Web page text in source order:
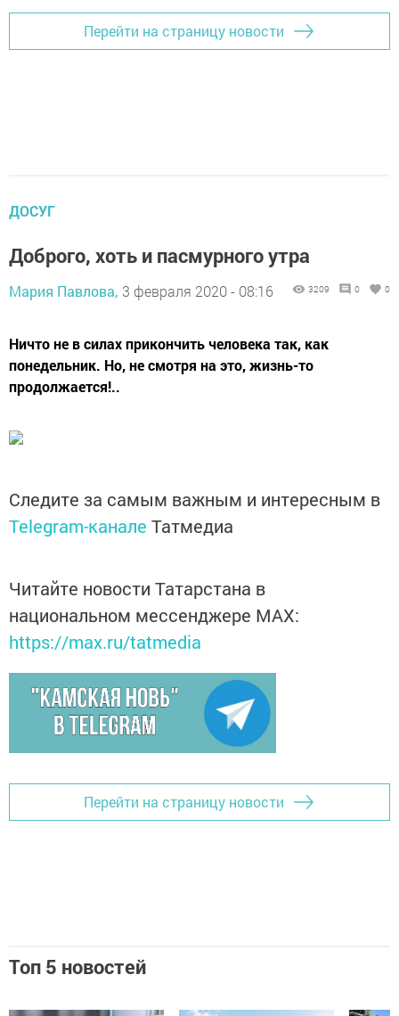
Перейти на страницу новости
ДОСУГ
Доброго, хоть и пасмурного утра
Мария Павлова, 3 февраля 2020 - 08:16 3209 0 0
Ничто не в силах прикончить человека так, как
понедельник. Но, не смотря на это, жизнь-то
продолжается!..
Следите за самым важным и интересным в
Telegram-канале Татмедиа
Читайте новости Татарстана в
национальном мессенджере MАХ:
https://max.ru/tatmedia
Перейти на страницу новости
Топ 5 новостей